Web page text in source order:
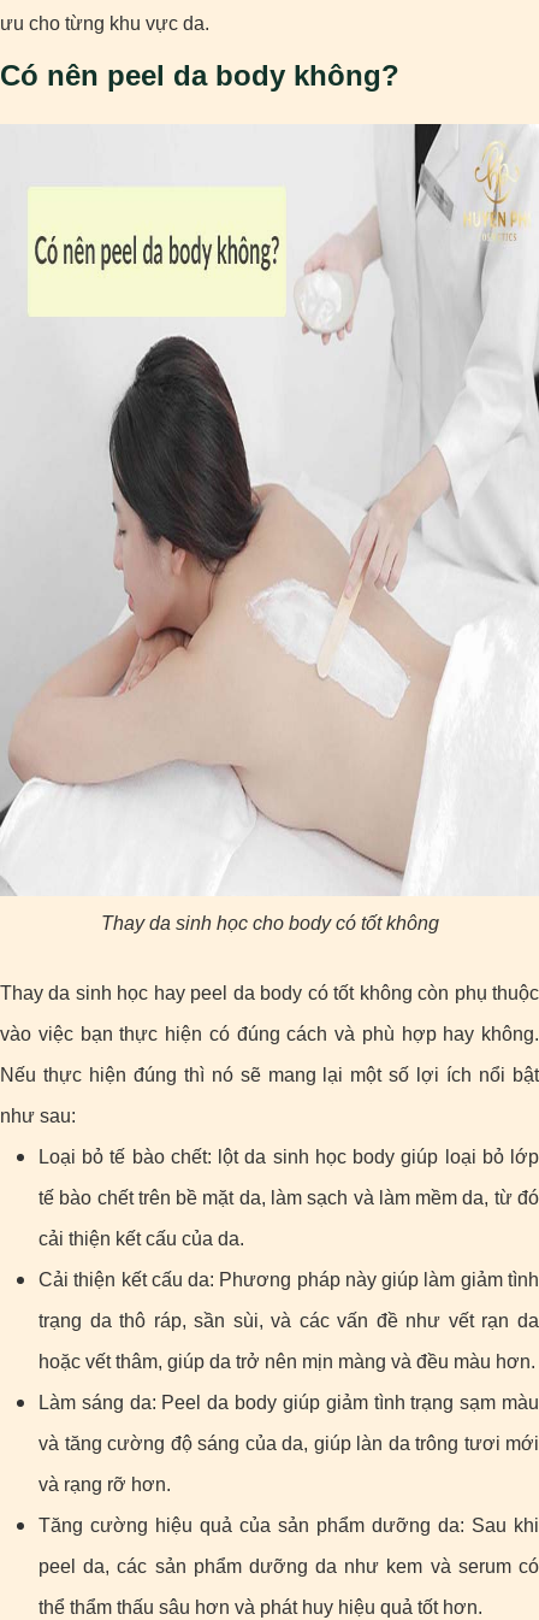
ưu cho từng khu vực da.
Có nên peel da body không?
Thay da sinh học cho body có tốt không
Thay da sinh học hay peel da body có tốt không còn phụ thuộc
vào việc bạn thực hiện có đúng cách và phù hợp hay không.
Nếu thực hiện đúng thì nó sẽ mang lại một số lợi ích nổi bật
như sau:
Loại bỏ tế bào chết: lột da sinh học body giúp loại bỏ lớp
tế bào chết trên bề mặt da, làm sạch và làm mềm da, từ đó
cải thiện kết cấu của da.
Cải thiện kết cấu da: Phương pháp này giúp làm giảm tình
trạng da thô ráp, sần sùi, và các vấn đề như vết rạn da
hoặc vết thâm, giúp da trở nên mịn màng và đều màu hơn.
Làm sáng da: Peel da body giúp giảm tình trạng sạm màu
và tăng cường độ sáng của da, giúp làn da trông tươi mới
và rạng rỡ hơn.
Tăng cường hiệu quả của sản phẩm dưỡng da: Sau khi
peel da, các sản phẩm dưỡng da như kem và serum có
thể thẩm thấu sâu hơn và phát huy hiệu quả tốt hơn.